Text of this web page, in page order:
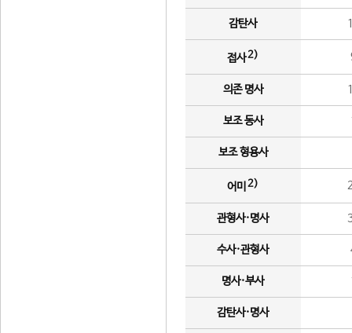
감탄사
접사2)
의존 명사
보조 동사
보조 형용사
어미 2)
관형사·명사
수사·관형사
명사·부사
감탄사·명사